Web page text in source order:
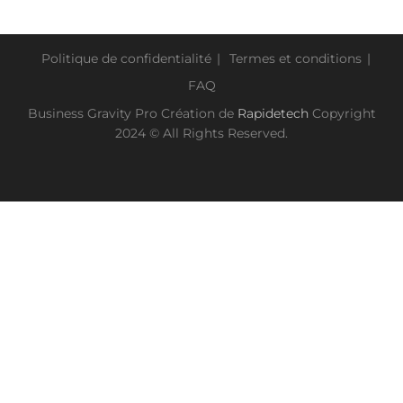
Politique de confidentialité
Termes et conditions
FAQ
Business Gravity Pro Création de RapidetechCopyright
2024 © All Rights Reserved.